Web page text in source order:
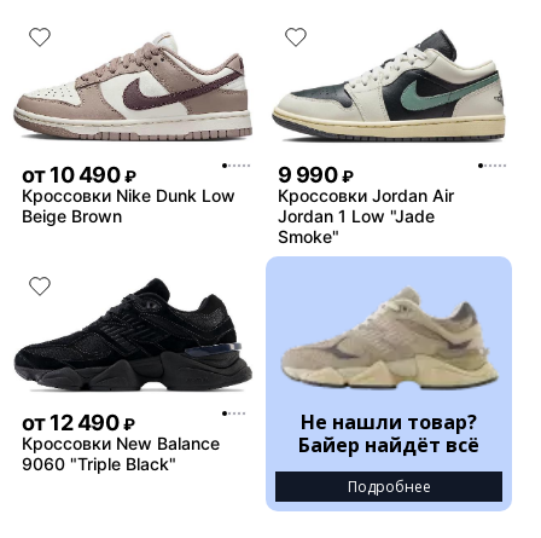
от10 490 ₽
Кроссовки Nike Dunk Low
Beige Brown
9 990 ₽
Кроссовки Jordan Air
Jordan 1 Low "Jade
Smoke"
от12 490 ₽
Кроссовки New Balance
9060 "Triple Black"
Не нашли товар?
Байер найдёт всё
Подробнее